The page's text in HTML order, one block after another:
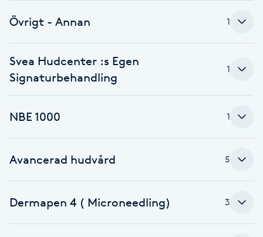
Babylights
Bambumassage
Barber
BIAB
Övrigt - Annan 1
Svea Hudcenter :s Egen
Signaturbehandling
1
NBE 1000 1
Avancerad hudvård 5
Dermapen 4 ( Microneedling) 3